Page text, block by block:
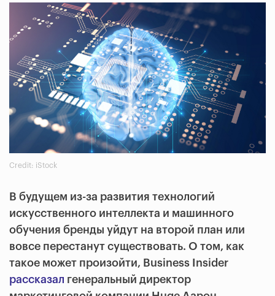
Credit: iStock
В будущем из-за развития технологий
искусственного интеллекта и машинного
обучения бренды уйдут на второй план или
вовсе перестанут существовать. О том, как
такое может произойти, Business Insider
рассказал генеральный директор